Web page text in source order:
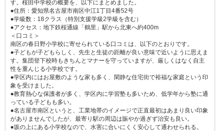
す。桜田中学校の概要を、以下にまとめました。
●住所：愛知県名古屋市南区中江1丁目4番52号
●学級数：18クラス（特別支援学級2学級を含む）
●アクセス：地下鉄桜通線「鶴里」駅から北東へ約400m
＜口コミ＞
南区の春日野小学校に寄せられている口コミは、以下のとおりです。
●子どもが子どもらしく、先生と生徒の距離が良い意味で近いように思えま
す。集団登下校時もきちんとマナーを守っていますが、厳しくはなく自主
性を重んじる小学校です。
●学区内にはお屋敷のような家も多く、閑静な住宅街で裕福な家庭という印
象を受けました。
●教育熱心な保護者が多く、学区内に学習塾も多いため、低学年から塾に通
っている子どもも多い。
●名古屋市南区というと、工業地帯のイメージで正直最初はあまり良い印象
がありませんでしたが、最寄り駅の周辺は賑やか過ぎず治安も良い。
●坂の上にある小学校なので、水害に合いにくく安心して通わせられる。